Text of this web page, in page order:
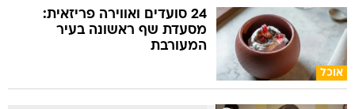
אוכל
24 סועדים ואווירה פריזאית:
מסעדת שף ראשונה בעיר
המעורבת